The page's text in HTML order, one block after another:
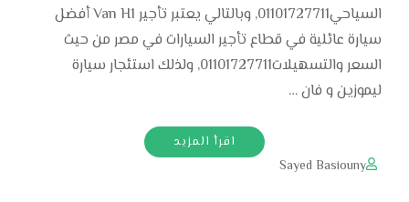
السياحي01101727711, وبالتالي يعتبر تأجير Van H1 أفضل
سيارة عائلية في قطاع تأجير السيارات في مصر من حيث
السعر والتسهيلات01101727711, ولذلك استئجار سيارة
ليموزين و فان …
اقرأ المزيد
Sayed Basiouny